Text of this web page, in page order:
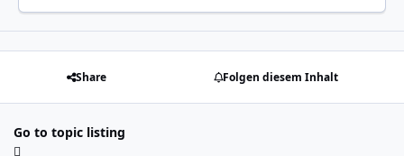
Share Folgen diesem Inhalt
Go to topic listing